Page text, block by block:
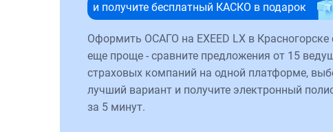
и получите бесплатный КАСКО в подарок
Оформить ОСАГО на EXEED LX в Красногорске
еще проще - сравните предложения от 15
страховых компаний на одной платформе,
лучший вариант и получите электронный
за 5 минут.